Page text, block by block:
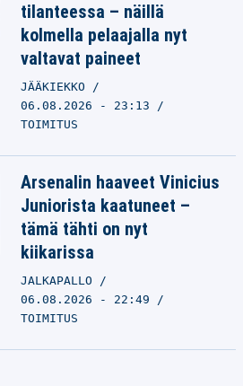
tilanteessa – näillä
kolmella pelaajalla nyt
valtavat paineet
JÄÄKIEKKO
06.08.2026 - 23:13
TOIMITUS
Arsenalin haaveet Vinicius
Juniorista kaatuneet –
tämä tähti on nyt
kiikarissa
JALKAPALLO
06.08.2026 - 22:49
TOIMITUS